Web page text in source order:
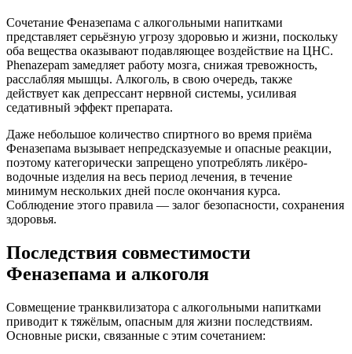
Сочетание Феназепама с алкогольными напитками
представляет серьёзную угрозу здоровью и жизни, поскольку
оба вещества оказывают подавляющее воздействие на ЦНС.
Phenazepam замедляет работу мозга, снижая тревожность,
расслабляя мышцы. Алкоголь, в свою очередь, также
действует как депрессант нервной системы, усиливая
седативный эффект препарата.
Даже небольшое количество спиртного во время приёма
Феназепама вызывает непредсказуемые и опасные реакции,
поэтому категорически запрещено употреблять ликёро-
водочные изделия на весь период лечения, в течение
минимум нескольких дней после окончания курса.
Соблюдение этого правила — залог безопасности, сохранения
здоровья.
Последствия совместимости
Феназепама и алкоголя
Совмещение транквилизатора с алкогольными напитками
приводит к тяжёлым, опасным для жизни последствиям.
Основные риски, связанные с этим сочетанием: